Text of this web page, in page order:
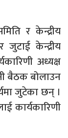
र केन्द्रीय
जुटाई केन्द्रीय
अध्यक्ष
बैठक बोलाउन
जुटेका छन् ।
कार्यकारिणी